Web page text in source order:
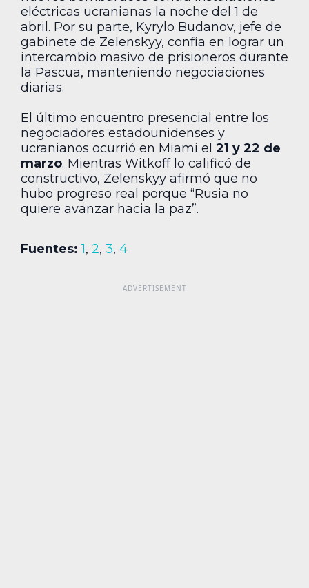
eléctricas ucranianas la noche del 1 de
abril. Por su parte, Kyrylo Budanov, jefe de
gabinete de Zelenskyy, confía en lograr un
intercambio masivo de prisioneros durante
la Pascua, manteniendo negociaciones
diarias.
El último encuentro presencial entre los
negociadores estadounidenses y
ucranianos ocurrió en Miami el 21 y 22 de
marzo. Mientras Witkoff lo calificó de
constructivo, Zelenskyy afirmó que no
hubo progreso real porque “Rusia no
quiere avanzar hacia la paz”.
Fuentes: 1, 2, 3, 4